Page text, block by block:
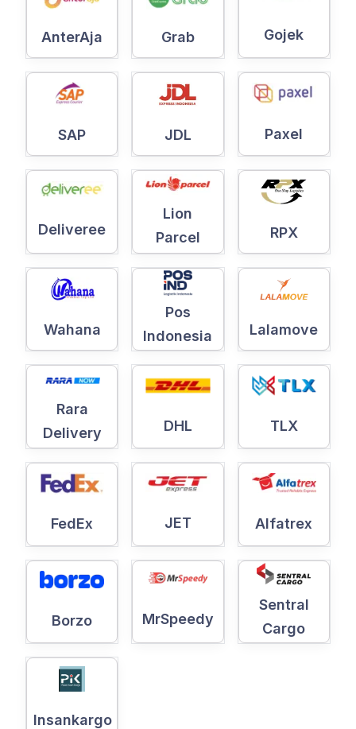
AnterAja Grab Gojek
SAP JDL Paxel
Deliveree
Lion
Parcel
RPX
Wahana
Pos
Indonesia
Lalamove
Rara
Delivery
DHL TLX
FedEx JET Alfatrex
Borzo MrSpeedy
Sentral
Cargo
Insankargo